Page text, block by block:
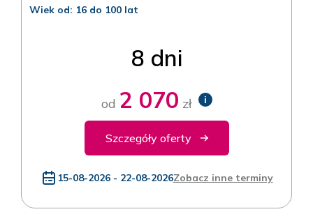
Wiek od: 16 do 100 lat
8 dni
od 2 070 zł i
Szczegóły oferty
15-08-2026 - 22-08-2026Zobacz inne terminy